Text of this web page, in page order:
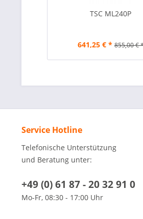
TSC ML240P
641,25 € * 855,00 €
Service Hotline
Telefonische Unterstützung
und Beratung unter:
+49 (0) 61 87 - 20 32 91 0
Mo-Fr, 08:30 - 17:00 Uhr